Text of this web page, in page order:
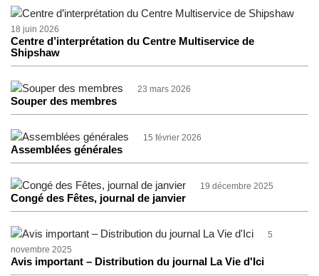
18 juin 2026
Centre d’interprétation du Centre Multiservice de
Shipshaw
23 mars 2026
Souper des membres
15 février 2026
Assemblées générales
19 décembre 2025
Congé des Fêtes, journal de janvier
5
novembre 2025
Avis important – Distribution du journal La Vie d'Ici